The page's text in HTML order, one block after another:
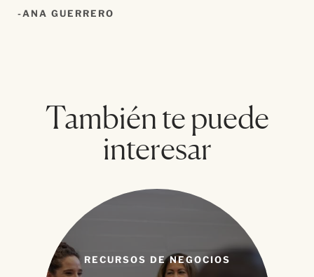
ANA GUERRERO
También te puede
interesar
RECURSOS DE NEGOCIOS